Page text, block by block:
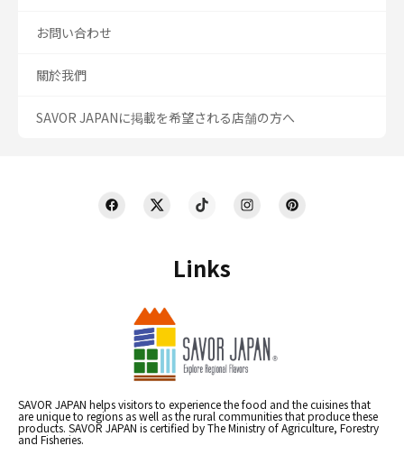
Links
SAVOR JAPAN helps visitors to experience the food and the cuisines that
are unique to regions as well as the rural communities that produce these
products. SAVOR JAPAN is certified by The Ministry of Agriculture, Forestry
and Fisheries.
お問い合わせ
關於我們
SAVOR JAPANに掲載を希望される店舗の方へ